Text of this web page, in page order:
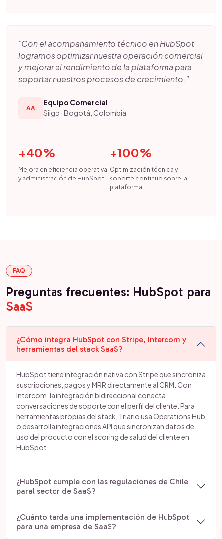
"Con el acompañamiento técnico en HubSpot
logramos optimizar nuestra operación comercial
y mejorar el rendimiento de la plataforma para
soportar nuestros procesos de crecimiento."
AA
Equipo Comercial
Siigo · Bogotá, Colombia
+40%
Mejora en eficiencia operativa
y administración de HubSpot
+100%
Optimización técnica y
soporte continuo sobre la
plataforma
FAQ
Preguntas frecuentes: HubSpot para
SaaS
¿Cómo integra HubSpot con Stripe, Intercom y
herramientas del stack SaaS?
HubSpot tiene integración nativa con Stripe que sincroniza
suscripciones, pagos y MRR directamente al CRM. Con
Intercom, la integración bidireccional conecta
conversaciones de soporte con el perfil del cliente. Para
herramientas propias del stack, Triario usa Operations Hub
o desarrolla integraciones API que sincronizan datos de
uso del producto con el scoring de salud del cliente en
HubSpot.
¿HubSpot cumple con las regulaciones de Chile
paral sector de SaaS?
¿Cuánto tarda una implementación de HubSpot
para una empresa de SaaS?